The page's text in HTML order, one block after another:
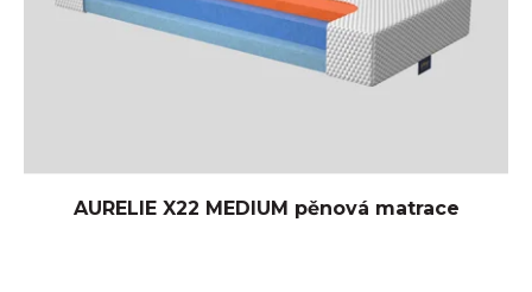
AURELIE X22 MEDIUM pěnová matrace